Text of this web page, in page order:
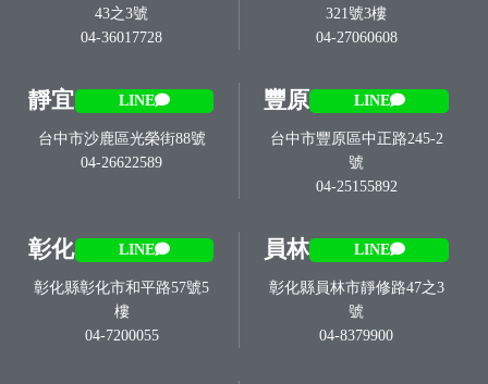
43之3號
04-36017728
321號3樓
04-27060608
靜宜 LINE
台中市沙鹿區光榮街88號
04-26622589
豐原 LINE
台中市豐原區中正路245-2
號
04-25155892
彰化 LINE
彰化縣彰化市和平路57號5
樓
04-7200055
員林 LINE
彰化縣員林市靜修路47之3
號
04-8379900